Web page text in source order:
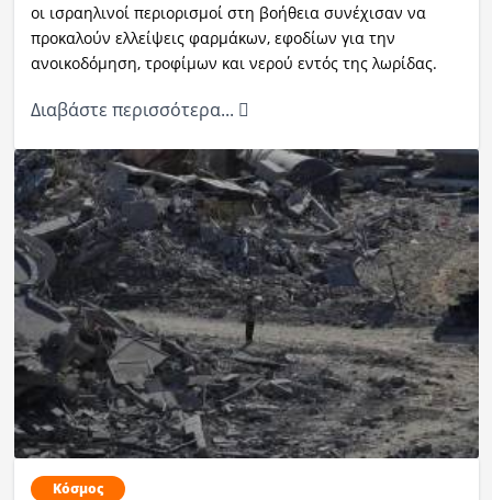
οι ισραηλινοί περιορισμοί στη βοήθεια συνέχισαν να
προκαλούν ελλείψεις φαρμάκων, εφοδίων για την
ανοικοδόμηση, τροφίμων και νερού εντός της λωρίδας.
Διαβάστε περισσότερα...
Κόσμος